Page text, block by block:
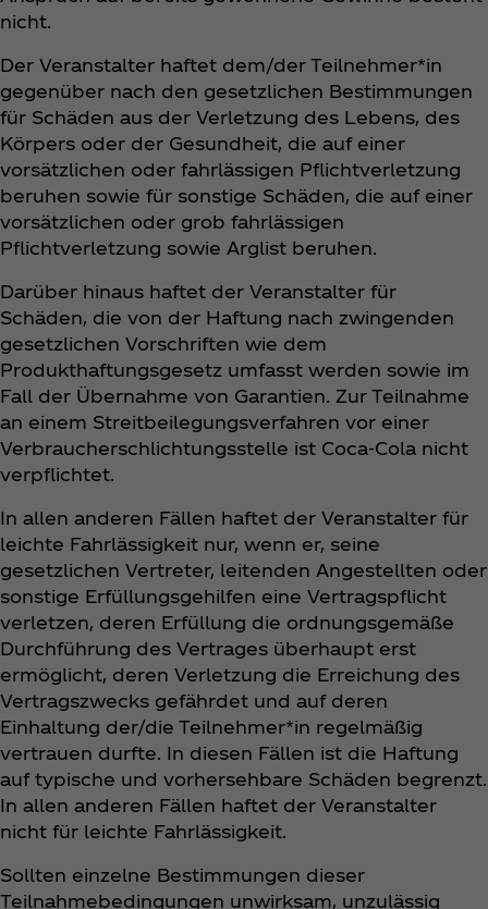
nicht.
Der Veranstalter haftet dem/der Teilnehmer*in
gegenüber nach den gesetzlichen Bestimmungen
für Schäden aus der Verletzung des Lebens, des
Körpers oder der Gesundheit, die auf einer
vorsätzlichen oder fahrlässigen Pflichtverletzung
beruhen sowie für sonstige Schäden, die auf einer
vorsätzlichen oder grob fahrlässigen
Pflichtverletzung sowie Arglist beruhen.
Darüber hinaus haftet der Veranstalter für
Schäden, die von der Haftung nach zwingenden
gesetzlichen Vorschriften wie dem
Produkthaftungsgesetz umfasst werden sowie im
Fall der Übernahme von Garantien. Zur Teilnahme
an einem Streitbeilegungsverfahren vor einer
Verbraucherschlichtungsstelle ist Coca‑Cola nicht
verpflichtet.
In allen anderen Fällen haftet der Veranstalter für
leichte Fahrlässigkeit nur, wenn er, seine
gesetzlichen Vertreter, leitenden Angestellten oder
sonstige Erfüllungsgehilfen eine Vertragspflicht
verletzen, deren Erfüllung die ordnungsgemäße
Durchführung des Vertrages überhaupt erst
ermöglicht, deren Verletzung die Erreichung des
Vertragszwecks gefährdet und auf deren
Einhaltung der/die Teilnehmer*in regelmäßig
vertrauen durfte. In diesen Fällen ist die Haftung
auf typische und vorhersehbare Schäden begrenzt.
In allen anderen Fällen haftet der Veranstalter
nicht für leichte Fahrlässigkeit.
Sollten einzelne Bestimmungen dieser
Teilnahmebedingungen unwirksam, unzulässig